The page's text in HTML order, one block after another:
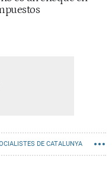
DE CATALUNYA